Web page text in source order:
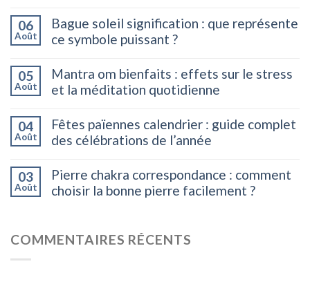
06
Août
Bague soleil signification : que représente
ce symbole puissant ?
05
Août
Mantra om bienfaits : effets sur le stress
et la méditation quotidienne
04
Août
Fêtes païennes calendrier : guide complet
des célébrations de l’année
03
Août
Pierre chakra correspondance : comment
choisir la bonne pierre facilement ?
COMMENTAIRES RÉCENTS